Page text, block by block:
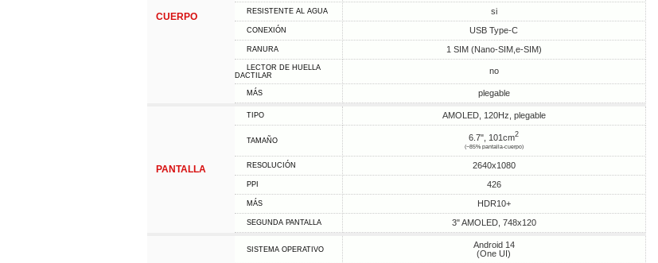
CUERPO RESISTENTE AL AGUA si
CONEXIÓN USB Type-C
RANURA 1 SIM (Nano-SIM,e-SIM)
LECTOR DE HUELLA
DACTILAR
no
MÁS plegable
PANTALLA
TIPO AMOLED, 120Hz, plegable
TAMAÑO 6.7", 101cm2
(~85% pantalla-cuerpo)
RESOLUCIÓN 2640x1080
PPI 426
MÁS HDR10+
SEGUNDA PANTALLA 3" AMOLED, 748x120
SISTEMA OPERATIVO
Android 14
(One UI)